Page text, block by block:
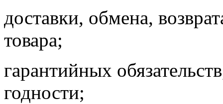
доставки, обмена,
товара;
гарантийных
годности;